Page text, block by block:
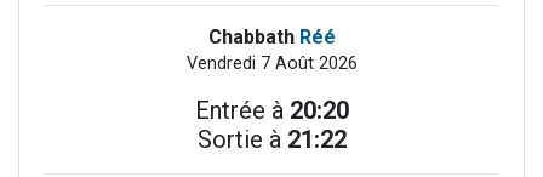
Chabbath Réé
Vendredi 7 Août 2026
Entrée à 20:20
Sortie à 21:22